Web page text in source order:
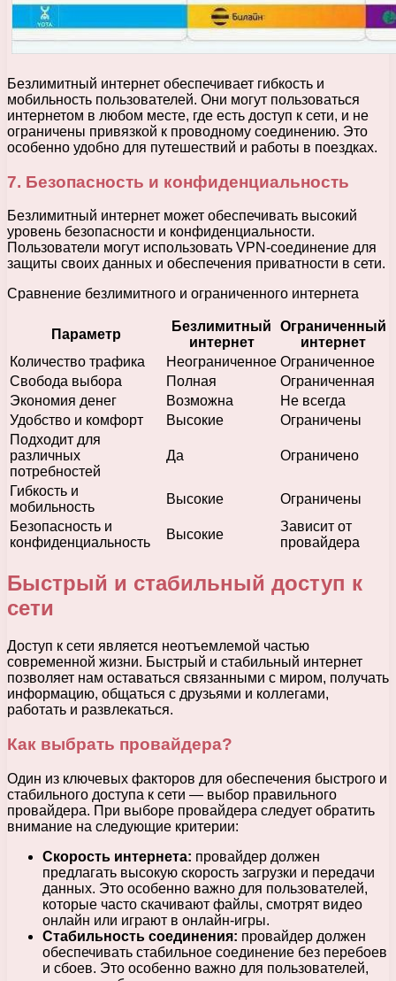
Безлимитный интернет обеспечивает гибкость и
мобильность пользователей. Они могут пользоваться
интернетом в любом месте, где есть доступ к сети, и не
ограничены привязкой к проводному соединению. Это
особенно удобно для путешествий и работы в поездках.
7. Безопасность и конфиденциальность
Безлимитный интернет может обеспечивать высокий
уровень безопасности и конфиденциальности.
Пользователи могут использовать VPN-соединение для
защиты своих данных и обеспечения приватности в сети.
Сравнение безлимитного и ограниченного интернета
Параметр
Безлимитный
интернет
Ограниченный
интернет
Количество трафика
Неограниченное Ограниченное
Свобода выбора
Полная
Ограниченная
Экономия денег
Возможна
Не всегда
Удобство и комфорт
Высокие
Ограничены
Подходит для
различных
потребностей
Да Ограничено
Гибкость и
мобильность
Высокие
Ограничены
Безопасность и
конфиденциальность
Высокие
Зависит от
провайдера
Быстрый и стабильный доступ к
сети
Доступ к сети является неотъемлемой частью
современной жизни. Быстрый и стабильный интернет
позволяет нам оставаться связанными с миром, получать
информацию, общаться с друзьями и коллегами,
работать и развлекаться.
Как выбрать провайдера?
Один из ключевых факторов для обеспечения быстрого и
стабильного доступа к сети — выбор правильного
провайдера. При выборе провайдера следует обратить
внимание на следующие критерии:
Скорость интернета: провайдер должен
предлагать высокую скорость загрузки и передачи
данных. Это особенно важно для пользователей,
которые часто скачивают файлы, смотрят видео
онлайн или играют в онлайн-игры.
Стабильность соединения: провайдер должен
обеспечивать стабильное соединение без перебоев
и сбоев. Это особенно важно для пользователей,